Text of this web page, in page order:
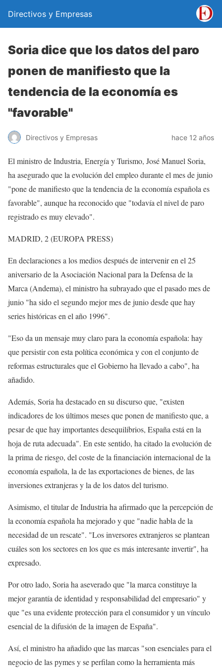
Directivos y Empresas
Soria dice que los datos del paro
ponen de manifiesto que la
tendencia de la economía es
"favorable"
Directivos y Empresas hace 12 años
El ministro de Industria, Energía y Turismo, José Manuel Soria,
ha asegurado que la evolución del empleo durante el mes de junio
"pone de manifiesto que la tendencia de la economía española es
favorable", aunque ha reconocido que "todavía el nivel de paro
registrado es muy elevado".
MADRID, 2 (EUROPA PRESS)
En declaraciones a los medios después de intervenir en el 25
aniversario de la Asociación Nacional para la Defensa de la
Marca (Andema), el ministro ha subrayado que el pasado mes de
junio "ha sido el segundo mejor mes de junio desde que hay
series históricas en el año 1996".
"Eso da un mensaje muy claro para la economía española: hay
que persistir con esta política económica y con el conjunto de
reformas estructurales que el Gobierno ha llevado a cabo", ha
añadido.
Además, Soria ha destacado en su discurso que, "existen
indicadores de los últimos meses que ponen de manifiesto que, a
pesar de que hay importantes desequilibrios, España está en la
hoja de ruta adecuada". En este sentido, ha citado la evolución de
la prima de riesgo, del coste de la financiación internacional de la
economía española, la de las exportaciones de bienes, de las
inversiones extranjeras y la de los datos del turismo.
Asimismo, el titular de Industria ha afirmado que la percepción de
la economía española ha mejorado y que "nadie habla de la
necesidad de un rescate". "Los inversores extranjeros se plantean
cuáles son los sectores en los que es más interesante invertir", ha
expresado.
Por otro lado, Soria ha aseverado que "la marca constituye la
mejor garantía de identidad y responsabilidad del empresario" y
que "es una evidente protección para el consumidor y un vínculo
esencial de la difusión de la imagen de España".
Así, el ministro ha añadido que las marcas "son esenciales para el
negocio de las pymes y se perfilan como la herramienta más